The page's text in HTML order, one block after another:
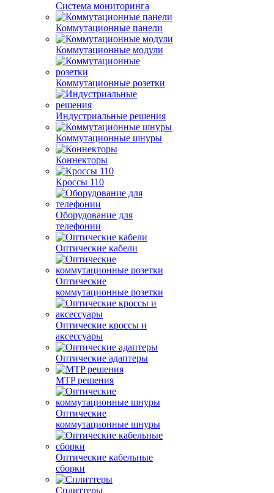
Система мониторинга
Коммутационные панели
Коммутационные модули
Коммутационные розетки
Индустриальные решения
Коммутационные шнуры
Коннекторы
Кроссы 110
Оборудование для
телефонии
Оптические кабели
Оптические
коммутационные розетки
Оптические кроссы и
аксессуары
Оптические адаптеры
MTP решения
Оптические
коммутационные шнуры
Оптические кабельные
сборки
Сплиттеры